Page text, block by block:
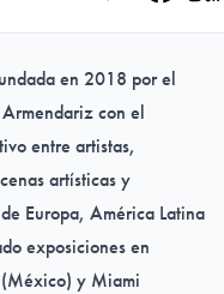
Twitter
en 2018 por el
con el
entre artistas,
artísticas y
Europa, América Latina
exposiciones en
y Miami